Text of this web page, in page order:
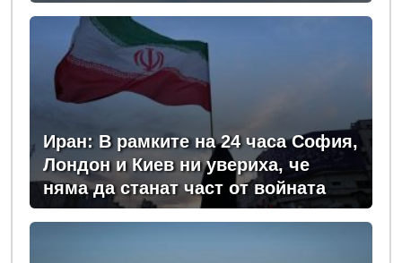
Иран: В рамките на 24 часа София,
Лондон и Киев ни увериха, че
няма да станат част от войната